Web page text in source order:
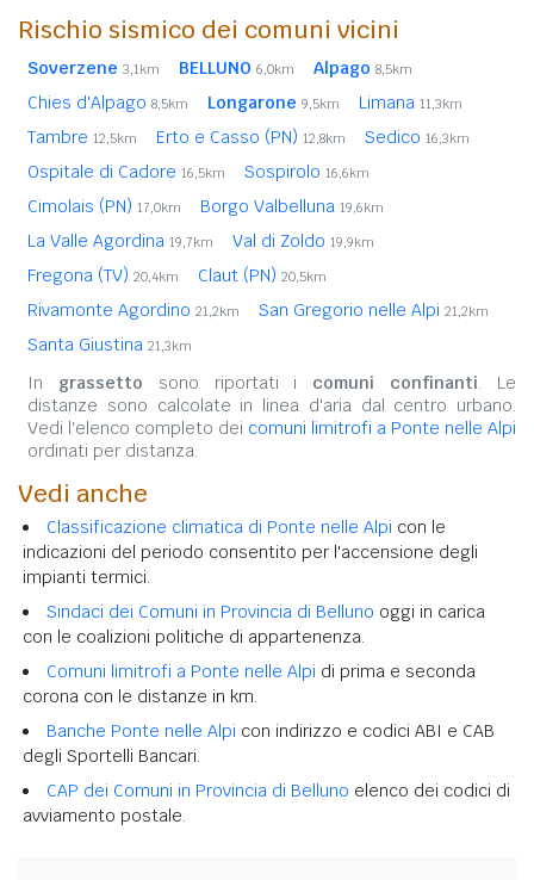
Rischio sismico dei comuni vicini
Soverzene 3,1km BELLUNO 6,0km Alpago 8,5km
Chies d'Alpago 8,5km Longarone 9,5km Limana 11,3km
Tambre 12,5km Erto e Casso (PN) 12,8km Sedico 16,3km
Ospitale di Cadore 16,5km Sospirolo 16,6km
Cimolais (PN) 17,0km Borgo Valbelluna 19,6km
La Valle Agordina 19,7km Val di Zoldo 19,9km
Fregona (TV) 20,4km Claut (PN) 20,5km
Rivamonte Agordino 21,2km San Gregorio nelle Alpi 21,2km
Santa Giustina 21,3km
In grassetto sono riportati i comuni confinanti. Le
distanze sono calcolate in linea d'aria dal centro urbano.
Vedi l'elenco completo dei comuni limitrofi a Ponte nelle Alpi
ordinati per distanza.
Vedi anche
Classificazione climatica di Ponte nelle Alpi con le
indicazioni del periodo consentito per l'accensione degli
impianti termici.
Sindaci dei Comuni in Provincia di Belluno oggi in carica
con le coalizioni politiche di appartenenza.
Comuni limitrofi a Ponte nelle Alpi di prima e seconda
corona con le distanze in km.
Banche Ponte nelle Alpi con indirizzo e codici ABI e CAB
degli Sportelli Bancari.
CAP dei Comuni in Provincia di Belluno elenco dei codici di
avviamento postale.